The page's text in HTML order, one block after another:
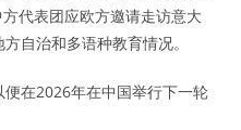
代表团应欧方邀请走访意大
自治和多语种教育情况。
在2026年在中国举行下一轮